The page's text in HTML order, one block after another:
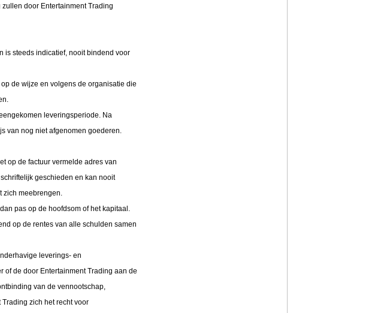
door Entertainment Trading
is steeds indicatief, nooit bindend voor
de wijze en volgens de organisatie die
leveringsperiode. Na
van nog niet afgenomen goederen.
op de factuur vermelde adres van
geschieden en kan nooit
zich meebrengen.
pas op de hoofdsom of het kapitaal.
op de rentes van alle schulden samen
leverings- en
de door Entertainment Trading aan de
van de vennootschap,
zich het recht voor